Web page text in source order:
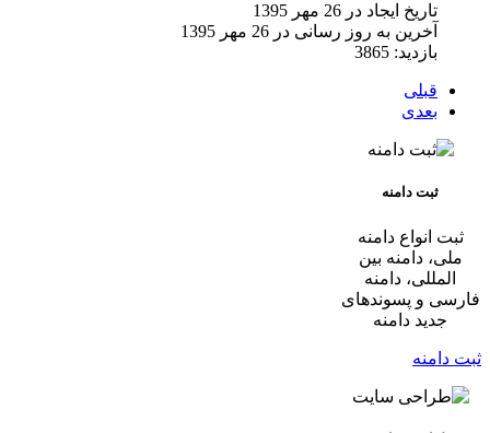
تاریخ ایجاد در 26 مهر 1395
آخرین به روز رسانی در 26 مهر 1395
بازدید: 3865
قبلی
بعدی
ثبت دامنه
ثبت انواع دامنه
ملی، دامنه بین
المللی، دامنه
فارسی و پسوندهای
جدید دامنه
ثبت دامنه